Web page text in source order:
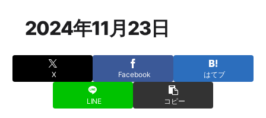
2024年11月23日
X Facebook はてブ
LINE コピー